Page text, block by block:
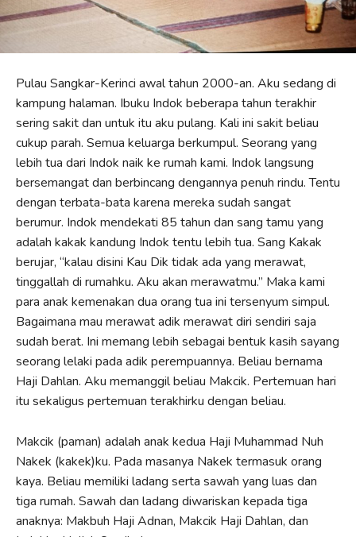
Pulau Sangkar-Kerinci awal tahun 2000-an. Aku sedang di
kampung halaman. Ibuku Indok beberapa tahun terakhir
sering sakit dan untuk itu aku pulang. Kali ini sakit beliau
cukup parah. Semua keluarga berkumpul. Seorang yang
lebih tua dari Indok naik ke rumah kami. Indok langsung
bersemangat dan berbincang dengannya penuh rindu. Tentu
dengan terbata-bata karena mereka sudah sangat
berumur. Indok mendekati 85 tahun dan sang tamu yang
adalah kakak kandung Indok tentu lebih tua. Sang Kakak
berujar, “kalau disini Kau Dik tidak ada yang merawat,
tinggallah di rumahku. Aku akan merawatmu.” Maka kami
para anak kemenakan dua orang tua ini tersenyum simpul.
Bagaimana mau merawat adik merawat diri sendiri saja
sudah berat. Ini memang lebih sebagai bentuk kasih sayang
seorang lelaki pada adik perempuannya. Beliau bernama
Haji Dahlan. Aku memanggil beliau Makcik. Pertemuan hari
itu sekaligus pertemuan terakhirku dengan beliau.
Makcik (paman) adalah anak kedua Haji Muhammad Nuh
Nakek (kakek)ku. Pada masanya Nakek termasuk orang
kaya. Beliau memiliki ladang serta sawah yang luas dan
tiga rumah. Sawah dan ladang diwariskan kepada tiga
anaknya: Makbuh Haji Adnan, Makcik Haji Dahlan, dan